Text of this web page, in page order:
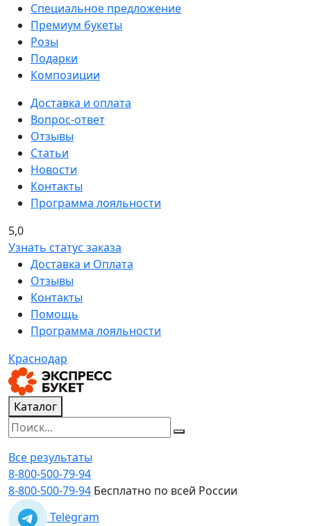
Специальное предложение
Премиум букеты
Розы
Подарки
Композиции
Доставка и оплата
Вопрос-ответ
Отзывы
Статьи
Новости
Контакты
Программа лояльности
5,0
Узнать статус заказа
Доставка и Оплата
Отзывы
Контакты
Помощь
Программа лояльности
Краснодар
Каталог
Все результаты
8-800-500-79-94
8-800-500-79-94 Бесплатно по всей России
Telegram